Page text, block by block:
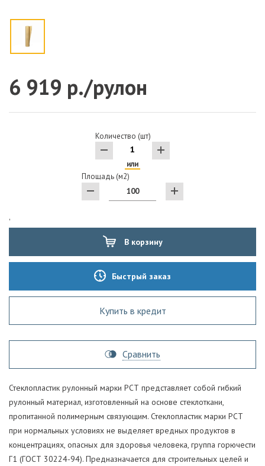
6 919 р./рулон
Количество (шт)
или
Площадь (м2)
'
В корзину
Быстрый заказ
Купить в кредит
Сравнить
Стеклопластик рулонный марки РСТ представляет собой гибкий
рулонный материал, изготовленный на основе стеклоткани,
пропитанной полимерным связующим. Стеклопластик марки РСТ
при нормальных условиях не выделяет вредных продуктов в
концентрациях, опасных для здоровья человека, группа горючести
Г1 (ГОСТ 30224-94). Предназначается для строительных целей и